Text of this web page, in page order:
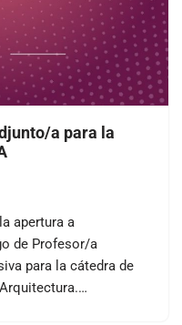
a para la
apertura a
de Profesor/a
para la cátedra de
Arquitectura.…